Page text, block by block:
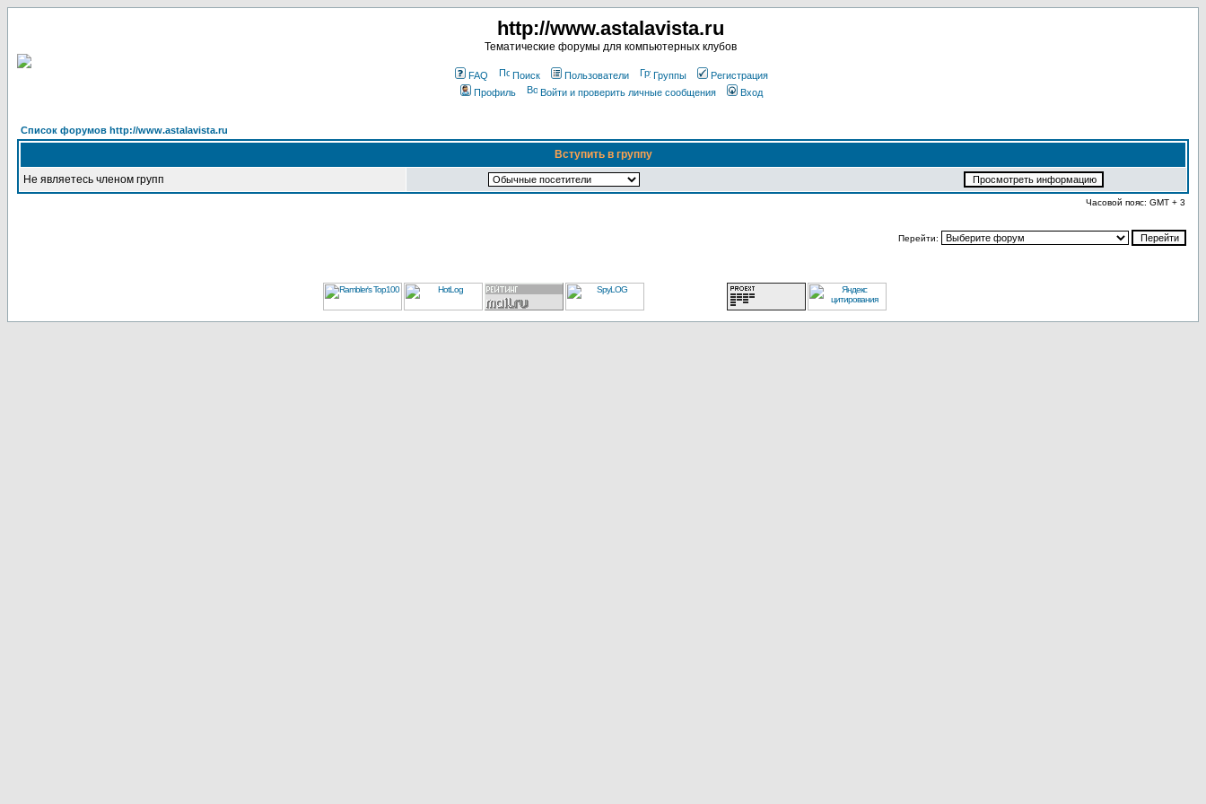
http://www.astalavista.ru
Тематические форумы для компьютерных клубов
FAQ Поиск Пользователи Группы
Регистрация
Профиль
Войти и проверить личные сообщения Вход
Список форумов http://www.astalavista.ru
Вступить в группу
Не являетесь членом групп
Часовой пояс: GMT + 3
Перейти: